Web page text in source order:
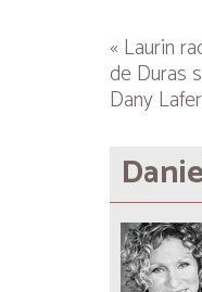
« Laurin
de Duras
Dany